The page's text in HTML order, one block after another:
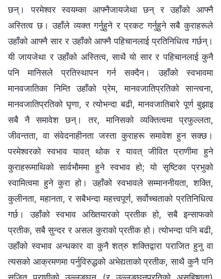
छन्। परमेश्‍वर स्वयम्का आफ्नैजायजेथा छन् र उहाँको आफ्नै
अस्तित्व छ। उहाँले व्यक्त गर्नुहुने र प्रकट गर्नुहुने सबै कुराहरूले
उहाँको आफ्‍नै सार र उहाँको आफ्‍नै पहिचानलाई प्रतिनिधित्व गर्छन्।
यी जायजेथा र उहाँको अस्तित्व, साथै यो सार र पहिचानलाई कुनै
पनि मानिसले प्रतिस्थापन गर्न सक्दैन। उहाँको स्वभावमा
मानवजातिका निम्ति उहाँको प्रेम, मानवजातिप्रतिको सान्त्वना,
मानवजातिप्रतिको घृणा, र त्योभन्दा बढी, मानवजातिबारे पूर्ण बुझाइ
सबै नै समावेश छन्। तर, मानिसको व्यक्तित्वमा प्रफुल्‍लता,
जीवन्तता, वा संवेदनाहीनता जस्ता कुराहरू समावेश हुन सक्छ।
परमेश्‍वरको स्वभाव यावत् थोक र यावत् जीवित प्राणीमा हुने
कुराहरूमाथिको सार्वभौममा हुने स्वभाव हो; यो सृष्‍टिका प्रभुको
स्वामित्वमा हुने कुरा हो। उहाँको स्वभावले सम्माननीयता, शक्ति,
कुलीनता, महानता, र सबैभन्दा महत्त्वपूर्ण, सर्वोच्‍चताको प्रतिनिधित्व
गर्छ। उहाँको स्वभाव अख्तियारको प्रतीक हो, सबै इन्साफको
प्रतीक, सबै सुन्दर र असल कुराको प्रतीक हो। त्योभन्दा पनि बढी,
उहाँको स्वभाव अन्धकार वा कुनै शत्रु शक्तिद्वारा पराजित हुनु वा
त्यसको आक्रमणमा पर्नुविरुद्धको अभेद्यताको प्रतीक, साथै कुनै पनि